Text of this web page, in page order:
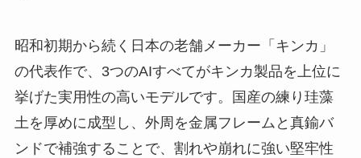
昭和初期から続く日本の老舗メーカー「キンカ」
の代表作で、3つのAIすべてがキンカ製品を上位に
挙げた実用性の高いモデルです。国産の練り珪藻
土を厚めに成型し、外周を金属フレームと真鍮バ
ンドで補強することで、割れや崩れに強い堅牢性